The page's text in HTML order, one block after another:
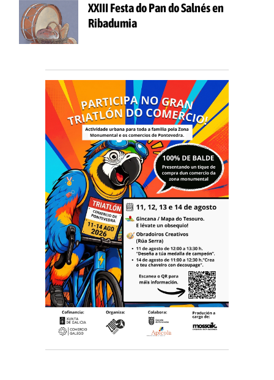
XXIII Festa do Pan do Salnés en
Ribadumia